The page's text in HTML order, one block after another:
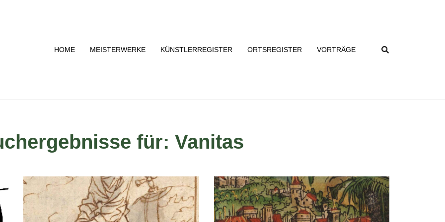
HOME MEISTERWERKE KÜNSTLERREGISTER ORTSREGISTER VORTRÄGE
für: Vanitas